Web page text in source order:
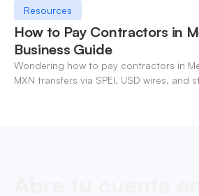
Resources
How to Pay Contractors in
Business Guide
Wondering how to pay contractors in
MXN transfers via SPEI, USD wires, and